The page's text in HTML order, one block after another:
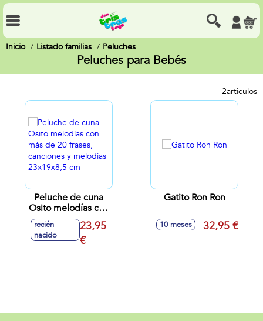
Inicio Listado familias Peluches
Peluches para Bebés
2articulos
Peluche de cuna
Osito melodías con
más de 20 frases,
canciones y
melodías
recién
nacido
23,95
€
Gatito Ron Ron
10 meses 32,95 €